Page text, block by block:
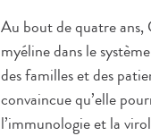
Au bout de quatre ans,
myéline dans le
des familles et des
convaincue qu’elle
l’immunologie et la